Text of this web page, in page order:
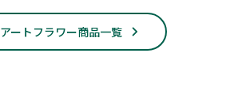
アートフラワー商品一覧